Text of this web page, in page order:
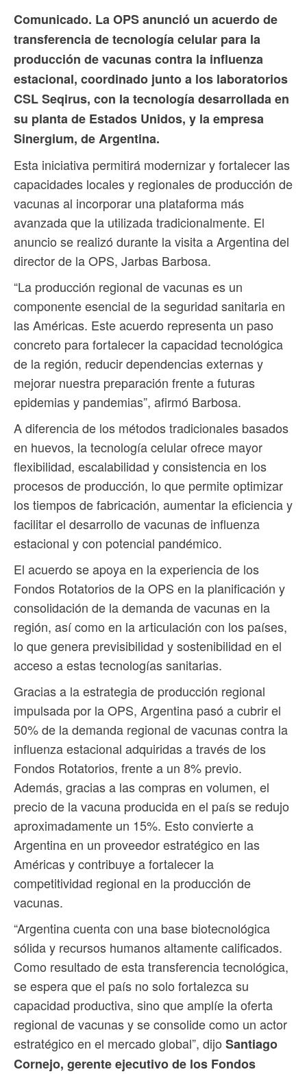
Comunicado. La OPS anunció un acuerdo de
transferencia de tecnología celular para la
producción de vacunas contra la influenza
estacional, coordinado junto a los laboratorios
CSL Seqirus, con la tecnología desarrollada en
su planta de Estados Unidos, y la empresa
Sinergium, de Argentina.
Esta iniciativa permitirá modernizar y fortalecer las
capacidades locales y regionales de producción de
vacunas al incorporar una plataforma más
avanzada que la utilizada tradicionalmente. El
anuncio se realizó durante la visita a Argentina del
director de la OPS, Jarbas Barbosa.
“La producción regional de vacunas es un
componente esencial de la seguridad sanitaria en
las Américas. Este acuerdo representa un paso
concreto para fortalecer la capacidad tecnológica
de la región, reducir dependencias externas y
mejorar nuestra preparación frente a futuras
epidemias y pandemias”, afirmó Barbosa.
A diferencia de los métodos tradicionales basados
en huevos, la tecnología celular ofrece mayor
flexibilidad, escalabilidad y consistencia en los
procesos de producción, lo que permite optimizar
los tiempos de fabricación, aumentar la eficiencia y
facilitar el desarrollo de vacunas de influenza
estacional y con potencial pandémico.
El acuerdo se apoya en la experiencia de los
Fondos Rotatorios de la OPS en la planificación y
consolidación de la demanda de vacunas en la
región, así como en la articulación con los países,
lo que genera previsibilidad y sostenibilidad en el
acceso a estas tecnologías sanitarias.
Gracias a la estrategia de producción regional
impulsada por la OPS, Argentina pasó a cubrir el
50% de la demanda regional de vacunas contra la
influenza estacional adquiridas a través de los
Fondos Rotatorios, frente a un 8% previo.
Además, gracias a las compras en volumen, el
precio de la vacuna producida en el país se redujo
aproximadamente un 15%. Esto convierte a
Argentina en un proveedor estratégico en las
Américas y contribuye a fortalecer la
competitividad regional en la producción de
vacunas.
“Argentina cuenta con una base biotecnológica
sólida y recursos humanos altamente calificados.
Como resultado de esta transferencia tecnológica,
se espera que el país no solo fortalezca su
capacidad productiva, sino que amplíe la oferta
regional de vacunas y se consolide como un actor
estratégico en el mercado global”, dijo Santiago
Cornejo, gerente ejecutivo de los Fondos